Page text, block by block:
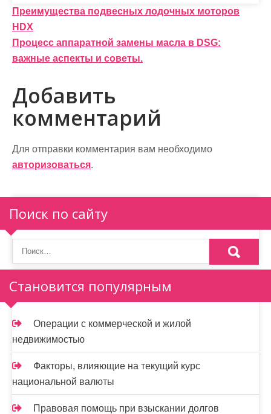
Н
а
в
и
г
а
ц
и
я
п
о
з
а
п
и
с
я
м
Преимущества подвесных лодочных моторов
HDX
Процесс аппаратной замены масла в DSG:
важные аспекты и советы.
Добавить
комментарий
Для отправки комментария вам необходимо
авторизоваться.
Поиск по сайту
Становится популярным
Операции с коммерческой и жилой
недвижимостью
Факторы, влияющие на текущий курс
национальной валюты
Правовая помощь при взыскании долгов